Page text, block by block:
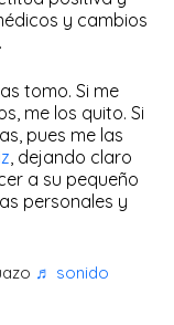
y cambios
tomo. Si me
me los quito. Si
pues me las
, dejando claro
a su pequeño
personales y
♬ sonido